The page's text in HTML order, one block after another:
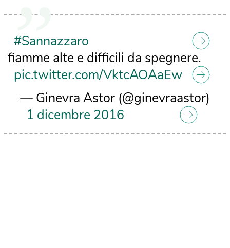
#Sannazzaro
fiamme alte e difficili da spegnere.
pic.twitter.com/VktcAOAaEw
— Ginevra Astor (@ginevraastor)
1 dicembre 2016